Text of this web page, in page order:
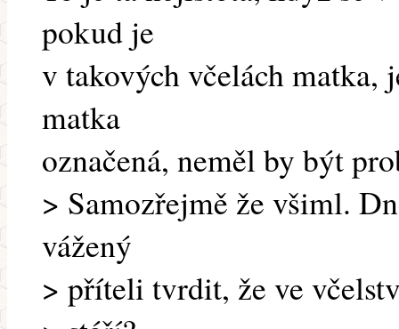
pokud je
v takových včelách
matka
označená, neměl by být
> Samozřejmě že všiml.
vážený
> příteli tvrdit, že ve